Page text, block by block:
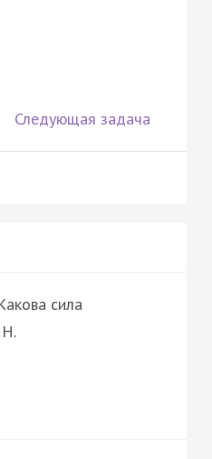
Следующая задача
сила